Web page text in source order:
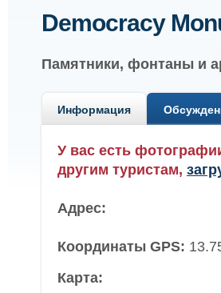
Democracy
Памятники, фонтаны и
Информация
У вас есть
другим туристам,
Адрес:
Координаты GPS:
Карта: